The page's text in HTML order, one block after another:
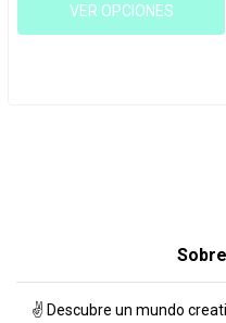
VER OPCIONES
✌️ Descubre un mundo